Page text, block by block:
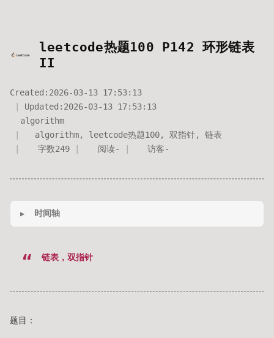
leetcode热题100 P142 环形链表
II
Created: 2026-03-13 17:53:13
Updated: 2026-03-13 17:53:13
algorithm
algorithm, leetcode热题100, 双指针, 链表
字数249 阅读- 访客-
时间轴
链表，双指针
题目：